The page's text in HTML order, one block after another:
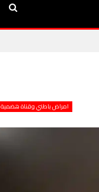
امراض باطني وقناة هضمية